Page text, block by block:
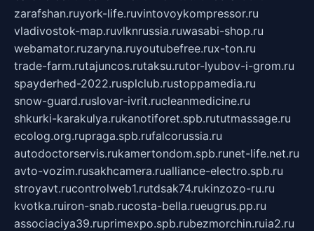
zarafshan.ruyork-life.ruvintovoykompressor.ru
vladivostok-map.ruvlknrussia.ruwasabi-shop.ru
webamator.ruzaryna.ruyoutubefree.rux-ton.ru
trade-farm.rutajuncos.rutaksu.rutor-lyubov-i-grom.ru
spayderhed-2022.rusplclub.rustoppamedia.ru
snow-guard.ruslovar-ivrit.rucleanmedicine.ru
shkurki-karakulya.rukanotiforet.spb.rututmassage.ru
ecolog.org.rupraga.spb.rufalcorussia.ru
autodoctorservis.rukamertondom.spb.runet-life.net.ru
avto-vozim.rusakhcamera.rualliance-electro.spb.ru
stroyavt.rucontrolweb1.rutdsak74.rukinzozo-ru.ru
kvotka.ruiron-snab.rucosta-bella.rueugrus.pp.ru
associaciya39.ruprimexpo.spb.rubezmorchin.ruia2.ru